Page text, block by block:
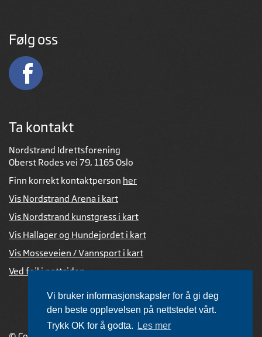
Vi bruker informasjonskapsler for å gi deg
den beste opplevelsen på nettstedet vårt.
Trykk OK for å godta.
Les mer
Følg oss
Ta kontakt
Nordstrand Idrettsforening
Oberst Rodes vei 79, 1165 Oslo
Finn korrekt kontaktperson her
Vis Nordstrand Arena i kart
Vis Nordstrand kunstgress i kart
Vis Hallager og Hundejordet i kart
Vis Mosseveien / Vannsport i kart
Ved feil i nettsiden